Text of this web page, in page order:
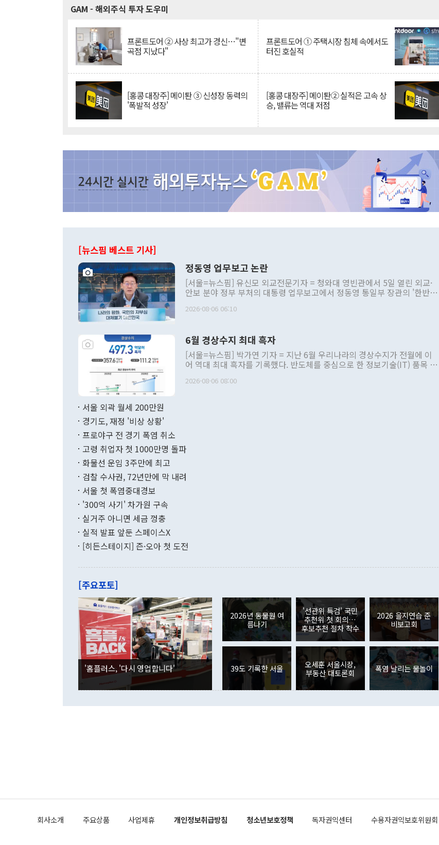
GAM - 해외주식 투자 도우미
프론트도어 ② 사상 최고가 경신…"변
곡점 지났다"
프론트도어 ① 주택시장 침체 속에서도
터진 호실적
[홍콩 대장주] 메이퇀 ③ 신성장 동력의
'폭발적 성장'
[홍콩 대장주] 메이퇀② 실적은 고속 상
승, 밸류는 역대 저점
[뉴스핌 베스트 기사]
정동영 업무보고 논란
[서울=뉴스핌] 유신모 외교전문기자 = 청와대 영빈관에서 5일 열린 외교·
안보 분야 정부 부처의 대통령 업무보고에서 정동영 통일부 장관의 '한반도
발언 중에는 정부 내 조율을 거치지 않은 사안을 정책으로 추진하겠다고 공
주의적 희망에 근거한 비현실적 구상'이라는 비판을 내놨다. 그동안 정 장
관의 대북 정책 관련 발언이 물의를 빚은 적은 여러 번 있지만 대통령과 유
관 부처 장관이 공개적으로 부정적 입장을 표명한 것은 이례적이다. 정 장
관의 무리한 대북 접근법과 월권을 제어해야 한다는 목소리도 높아지고 있
다. [정동영 통일부 장관이 지난달 23일 오후 서울 종로구 정부서울청사에
무너졌다고도 했다. 또 "현 시점에서 흘러간 선(先)비핵화만 되뇌는 것은
함께 4자 대화의 동력을 확보하기 위해 최선을 다할 것"이라고 말했다. 하
"우리의 선의대로 하는 게 과연 한반도의 평화와 안정에 플러스냐, 결론적
관은 업무보고 사후 브리핑에서 정 장관이 언급한 '4자 회담'에 대해 "이상
이 9월 러시아 블라디보스토크에서 열리는 '동방경제포럼(EEF)'을 언급하
며 "정부 차원에서 (참석을) 검토하고 있다"고 발언한 데 대해서도 조 장관
은 "그것은 외교부의 몫"이라며 "아직 거기까지 진도가 나가지 않았다"고
잘랐다. 정 장관이 이날 소개한 대북 구상과 설명은 정부 내 조율을 거치지
않았다는 점에서 문제가 있다. 특히 주적 표현 대체와 국호 사용, 9·19 군
사합의 복원, 4자회담 추진 등은 통일부 장관이 결정할 사안이 아니어서 월
권이라는 지적이 나오고 있다. 이 대통령은 정 장관의 업무보고를 듣고 난
뒤 "여기 업무보고에 발표했다고 승인난 건 아니다"라고 재차 확인했다. 정
부의 한 소식통은 "정 장관의 발언 내용은 대부분 국가안전보장회의(NSC)
를 거쳐 결정된 사안이 아닌 정 장관의 개인적 생각에 가깝다"며 "안보 관
련 부처 장관이 정부의 공식 정책이 아닌 사안을 추진하겠다고 업무보고를
하고 대통령의 면전에서 '국군통수권자가 나서야 한다'고 주장한 것은 심각
이나 미국은 북한에 선비핵화를 공식적으로 요구한 적이 없기 때문이다. 지
공하는 방식으로 이뤄졌다. 1994년 북·미 제네바 기본합의는 핵시설 동결
2026-08-06 06:10
6월 경상수지 최대 흑자
[서울=뉴스핌] 박가연 기자 = 지난 6월 우리나라의 경상수지가 전월에 이
어 역대 최대 흑자를 기록했다. 반도체를 중심으로 한 정보기술(IT) 품목 수
료=한국은행] 한국은행이 6일 발표한 '2026년 6월 국제수지(잠정)'에 따르
며 월간 기준 처음으로 1000억달러를 넘어섰다. 상품수입은 644억8000만
196.9% 급증했고 컴퓨터·주변기기(SSD)는 282.7% 증가했다. IT 품목
수출은 160.4% 늘었으며 비IT 품목도 ▲석유제품(47.5%) ▲화공품
기록했지만 지식재산권사용료수지는 전월 흑자에서 4억4000만달러 적자
로 전환됐다. 본원소득수지는 배당소득을 중심으로 32억7000만달러 흑자
는 배당수입이 늘어난 데다 전월 분기배당에 따른 기저효과로 배당지급이
였던 올해 3월(369억9000만달러)을 넘어선 것이다. 직접투자에서는 내국
인의 해외투자가 80억1000만달러, 외국인의 국내투자가 46억3000만달러
각각 증가했다. 증권투자에서는 외국인의 국내 주식 매도세가 이어졌다. 외
국인의 국내 주식 투자는 차익실현 매도 등의 영향으로 316억1000만달러
감소하며 전월(-310억5000만달러)에 이어 역대 최대 순매도 기록을 다시
경신했다. 외국인의 국내 채권투자는 세계국채지수(WGBI) 자금 유입에도
분기 말 만기도래 영향으로 증가 폭이 줄어든 52억9000만달러를 기록했
다. 내국인의 해외 증권투자는 주식을 중심으로 35억6000만달러 증가했
다. eoyn2@newspim.com
2026-08-06 08:00
서울 외곽 월세 200만원
경기도, 재정 '비상 상황'
프로야구 전 경기 폭염 취소
고령 취업자 첫 1000만명 돌파
화물선 운임 3주만에 최고
검찰 수사권, 72년만에 막 내려
서울 첫 폭염중대경보
'300억 사기' 차가원 구속
실거주 아니면 세금 껑충
실적 발표 앞둔 스페이스X
[히든스테이지] 즌·오아 첫 도전
[주요포토]
'홈플러스, '다시 영업합니다'
2026년 동물원 여
름나기
'선관위 특검' 국민
추천위 첫 회의…
후보추천 절차 착수
2026 을지연습 준
비보고회
39도 기록한 서울
오세훈 서울시장,
부동산 대토론회
폭염 날리는 물놀이
회사소개 주요상품 사업제휴 개인정보취급방침 청소년보호정책 독자권익센터 수용자권익보호위원회